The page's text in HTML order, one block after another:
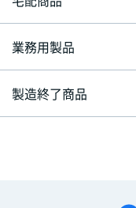
業務用製品
製造終了商品